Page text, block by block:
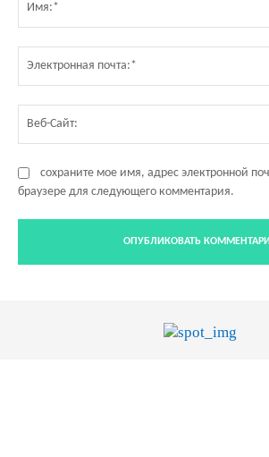
сохраните мое имя, адрес электронной
браузере для следующего комментария.